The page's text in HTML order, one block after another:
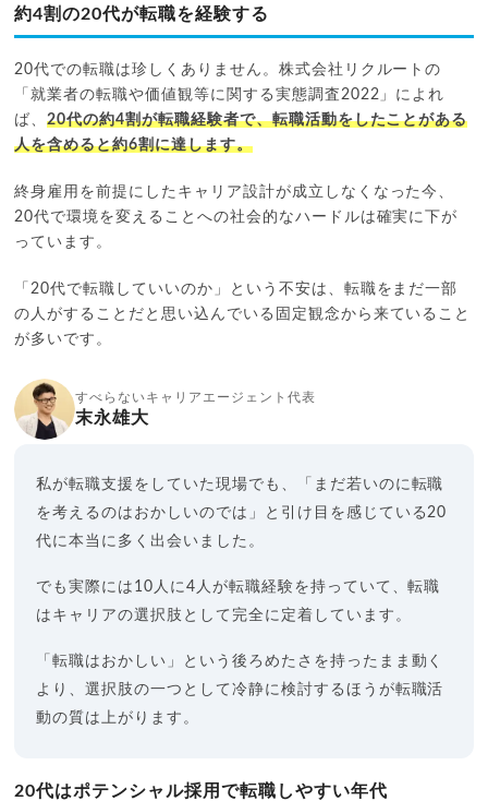
約4割の20代が転職を経験する
20代での転職は珍しくありません。株式会社リクルートの
「就業者の転職や価値観等に関する実態調査2022」によれ
ば、20代の約4割が転職経験者で、転職活動をしたことがある
人を含めると約6割に達します。
終身雇用を前提にしたキャリア設計が成立しなくなった今、
20代で環境を変えることへの社会的なハードルは確実に下が
っています。
「20代で転職していいのか」という不安は、転職をまだ一部
の人がすることだと思い込んでいる固定観念から来ていること
が多いです。
すべらないキャリアエージェント代表
末永雄大
私が転職支援をしていた現場でも、「まだ若いのに転職
を考えるのはおかしいのでは」と引け目を感じている20
代に本当に多く出会いました。
でも実際には10人に4人が転職経験を持っていて、転職
はキャリアの選択肢として完全に定着しています。
「転職はおかしい」という後ろめたさを持ったまま動く
より、選択肢の一つとして冷静に検討するほうが転職活
動の質は上がります。
20代はポテンシャル採用で転職しやすい年代